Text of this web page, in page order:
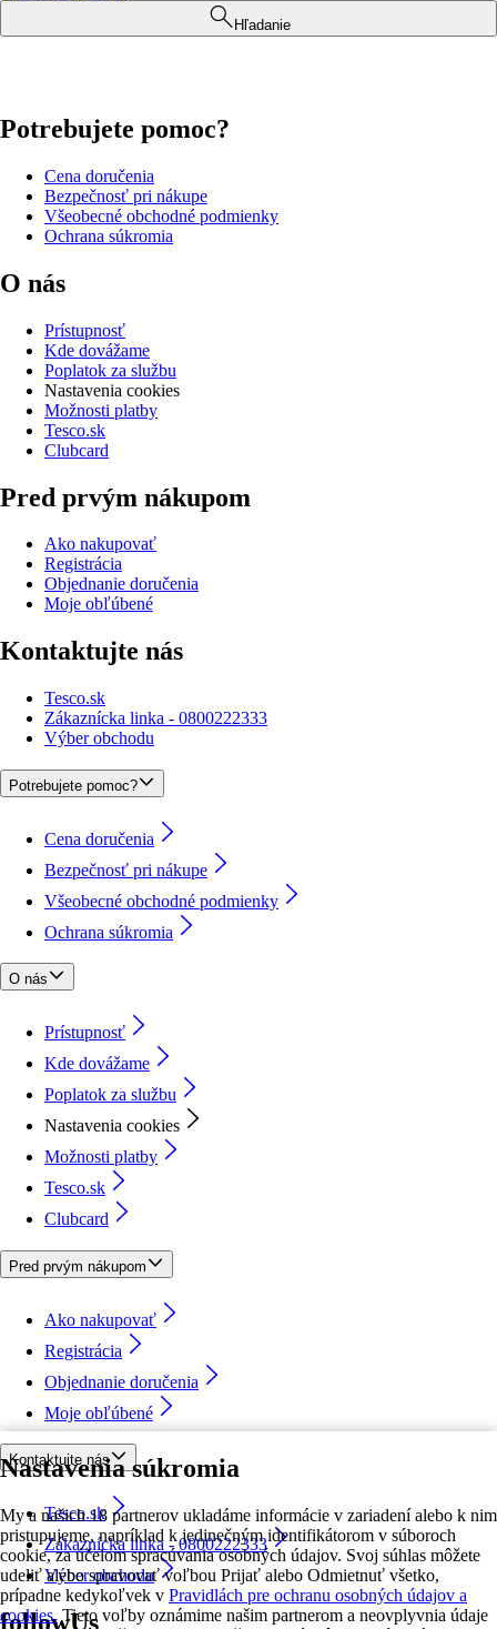
Nastavenia súkromia
My a našich 18 partnerov ukladáme informácie v zariadení alebo k nim
pristupujeme, napríklad k jedinečným identifikátorom v súboroch
cookie, za účelom spracúvania osobných údajov. Svoj súhlas môžete
udeliť alebo spravovať voľbou Prijať alebo Odmietnuť všetko,
prípadne kedykoľvek v Pravidlách pre ochranu osobných údajov a
cookies. Tieto voľby oznámime našim partnerom a neovplyvnia údaje
Hľadanie
Potrebujete pomoc?
Cena doručenia
Bezpečnosť pri nákupe
Všeobecné obchodné podmienky
Ochrana súkromia
O nás
Prístupnosť
Kde dovážame
Poplatok za službu
Nastavenia cookies
Možnosti platby
Tesco.sk
Clubcard
Pred prvým nákupom
Ako nakupovať
Registrácia
Objednanie doručenia
Moje obľúbené
Kontaktujte nás
Tesco.sk
Zákaznícka linka - 0800222333
Výber obchodu
Potrebujete pomoc?
Cena doručenia
Bezpečnosť pri nákupe
Všeobecné obchodné podmienky
Ochrana súkromia
O nás
Prístupnosť
Kde dovážame
Poplatok za službu
Nastavenia cookies
Možnosti platby
Tesco.sk
Clubcard
Pred prvým nákupom
Ako nakupovať
Registrácia
Objednanie doručenia
Moje obľúbené
Kontaktujte nás
Tesco.sk
Zákaznícka linka - 0800222333
Výber obchodu
followUs